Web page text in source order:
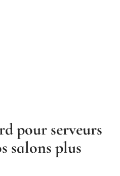
pour serveurs
salons plus